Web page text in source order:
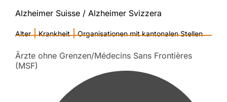
Alzheimer Suisse / Alzheimer Svizzera
Alter | Krankheit | Organisationen mit kantonalen Stellen
Ärzte ohne Grenzen/Médecins Sans Frontières
(MSF)